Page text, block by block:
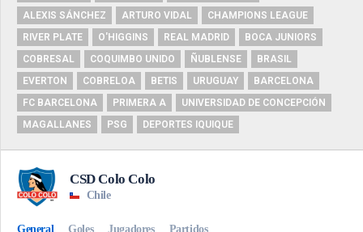
ALEXIS SÁNCHEZ
ARTURO VIDAL
CHAMPIONS LEAGUE
RIVER PLATE
O'HIGGINS REAL MADRID
BOCA JUNIORS
COBRESAL
COQUIMBO UNIDO ÑUBLENSE
BRASIL
EVERTON
COBRELOA BETIS URUGUAY
BARCELONA
FC BARCELONA
PRIMERA A
UNIVERSIDAD DE CONCEPCIÓN
MAGALLANES
PSG DEPORTES IQUIQUE